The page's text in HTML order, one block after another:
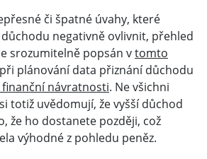
či špatné úvahy, které
negativně ovlivnit, přehled
srozumitelně popsán vtomto
plánování data přiznání důchodu
návratnosti. Ne všichni
totiž uvědomují, že vyšší důchod
že ho dostanete později, což
výhodné z pohledu peněz.